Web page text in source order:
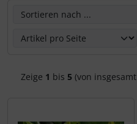
Zeige 1 bis 5 (von insgesamt